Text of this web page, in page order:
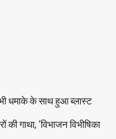
धमाके के साथ हुआ ब्लास्ट
गाथा, ‘विभाजन विभीषिका